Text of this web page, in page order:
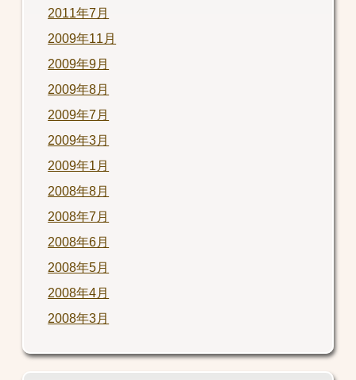
2011年7月
2009年11月
2009年9月
2009年8月
2009年7月
2009年3月
2009年1月
2008年8月
2008年7月
2008年6月
2008年5月
2008年4月
2008年3月